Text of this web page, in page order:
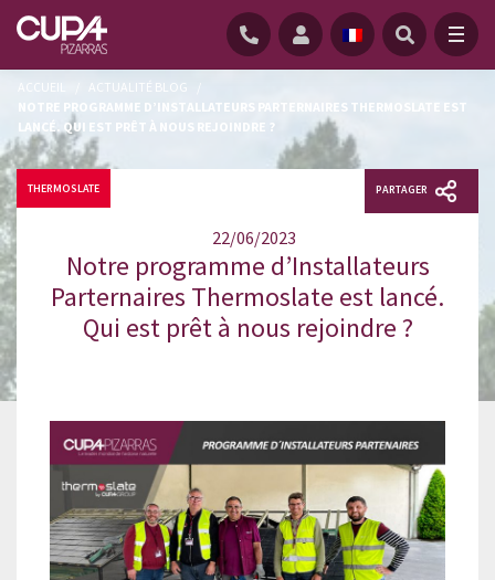
ACCUEIL ACTUALITÉ BLOG
/
NOTRE PROGRAMME D’INSTALLATEURS PARTERNAIRES THERMOSLATE EST
LANCÉ. QUI EST PRÊT À NOUS REJOINDRE ?
THERMOSLATE
22/06/2023
PARTAGER
Notre programme d’Installateurs
Parternaires Thermoslate est lancé.
Qui est prêt à nous rejoindre ?